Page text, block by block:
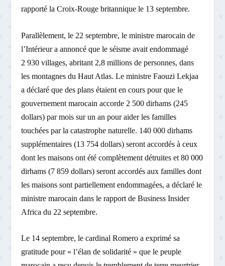
rapporté la Croix-Rouge britannique le 13 septembre.
Parallèlement, le 22 septembre, le ministre marocain de
l’Intérieur a annoncé que le séisme avait endommagé
2 930 villages, abritant 2,8 millions de personnes, dans
les montagnes du Haut Atlas. Le ministre Faouzi Lekjaa
a déclaré que des plans étaient en cours pour que le
gouvernement marocain accorde 2 500 dirhams (245
dollars) par mois sur un an pour aider les familles
touchées par la catastrophe naturelle. 140 000 dirhams
supplémentaires (13 754 dollars) seront accordés à ceux
dont les maisons ont été complètement détruites et 80 000
dirhams (7 859 dollars) seront accordés aux familles dont
les maisons sont partiellement endommagées, a déclaré le
ministre marocain dans le rapport de Business Insider
Africa du 22 septembre.
Le 14 septembre, le cardinal Romero a exprimé sa
gratitude pour « l’élan de solidarité » que le peuple